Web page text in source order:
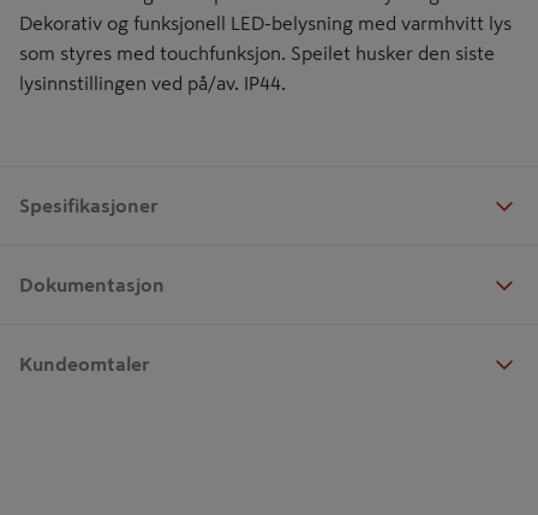
Dekorativ og funksjonell LED-belysning med varmhvitt lys
som styres med touchfunksjon. Speilet husker den siste
lysinnstillingen ved på/av. IP44.
Spesifikasjoner
Dokumentasjon
Kundeomtaler